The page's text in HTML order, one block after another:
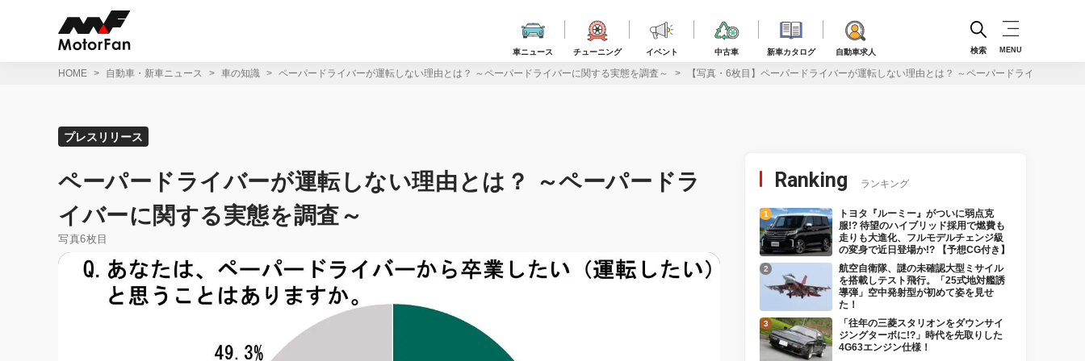
車ニュース チューニング イベント 中古車 新車カタログ 自動車求人 検索 MENU
HOME 自動車・新車ニュース 車の知識 ペーパードライバーが運転しない理由とは？ ～ペーパードライバーに関する実態を調査～ 【写真・6枚目】ペーパードライバーが運転しない理由とは？ ～ペーパードライバーに関
プレスリリース
ペーパードライバーが運転しない理由とは？ ～ペーパードラ
イバーに関する実態を調査～
写真6枚目
Ranking ランキング
トヨタ『ルーミー』がついに弱点克
服!? 待望のハイブリッド採用で燃費も
走りも大進化、フルモデルチェンジ級
の変身で近日登場か!? 【予想CG付き】
航空自衛隊、謎の未確認大型ミサイル
を搭載しテスト飛行。「25式地対艦誘
導弾」空中発射型が初めて姿を見せ
た！
「往年の三菱スタリオンをダウンサイ
ジングターボに!?」時代を先取りした
4G63エンジン仕様！